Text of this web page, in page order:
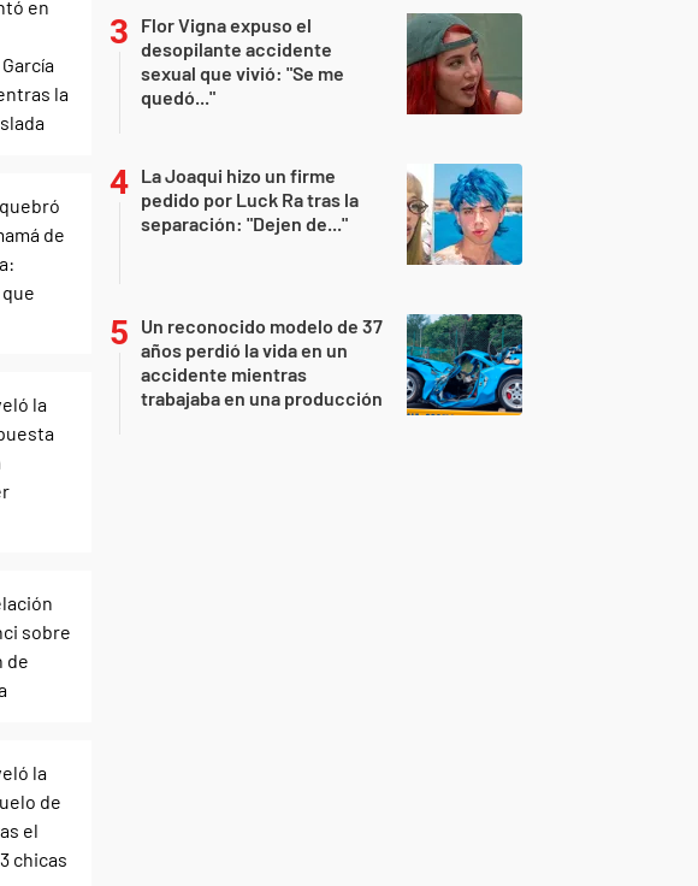
Flor Vigna expuso el
desopilante accidente
sexual que vivió: "Se me
quedó..."
La Joaqui hizo un firme
pedido por Luck Ra tras la
separación: "Dejen de..."
Un reconocido modelo de 37
años perdió la vida en un
accidente mientras
trabajaba en una producción